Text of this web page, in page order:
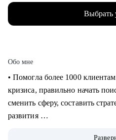
Выбрать
Обо мне
‌‌‌‌‌• Помогла более 1000
кризиса, правильно начать
сменить сферу, составить
развития